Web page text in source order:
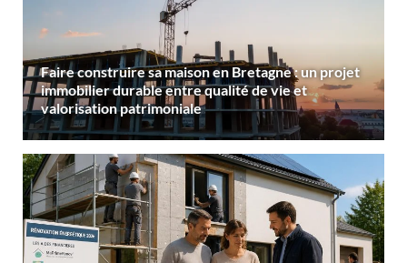
Faire construire sa maison en Bretagne : un projet
immobilier durable entre qualité de vie et
valorisation patrimoniale